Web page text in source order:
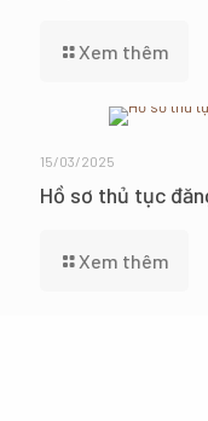
Xem thêm
15/03/2025
Hồ sơ thủ tục
Xem thêm